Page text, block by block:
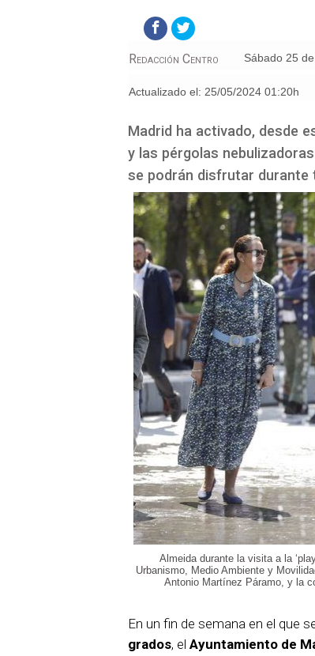
sábado 25
Redacción Centro
Actualizado el: 25/05/2024 01:20h
Madrid ha activado, desde
y las pérgolas
se podrán disfrutar durante
Almeida durante la visita a la
Urbanismo, Medio Ambiente y
Antonio Martínez Páramo, y la
En un fin de semana en el que
grados, el Ayuntamiento de